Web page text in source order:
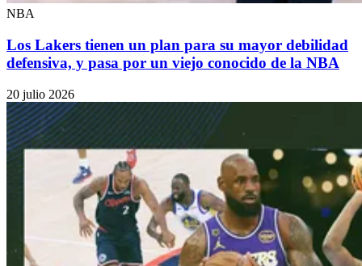
NBA
Los Lakers tienen un plan para su mayor debilidad
defensiva, y pasa por un viejo conocido de la NBA
20 julio 2026